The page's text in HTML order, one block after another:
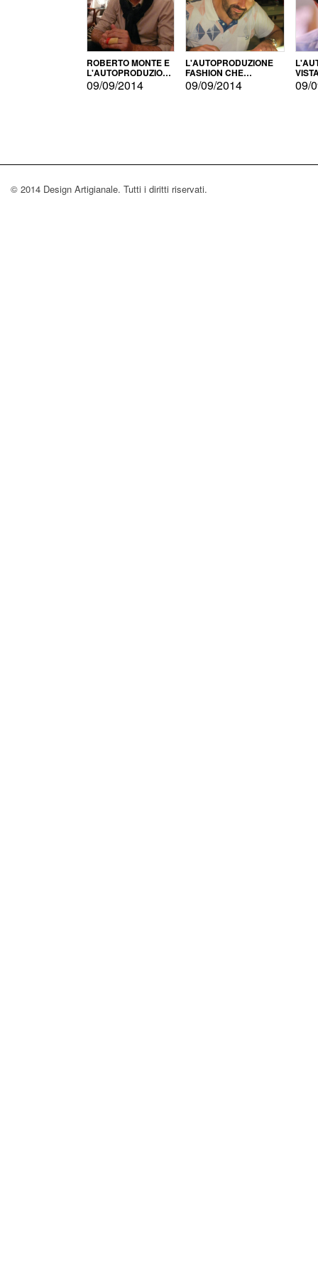
ROBERTO MONTE E
L'AUTOPRODUZIONE
CON IL CENSIMENTO
09/09/2014
L'AUTOPRODUZIONE
FASHION CHE
CONQUISTA GLI USA
09/09/2014 09/
© 2014 Design Artigianale. Tutti i diritti riservati.